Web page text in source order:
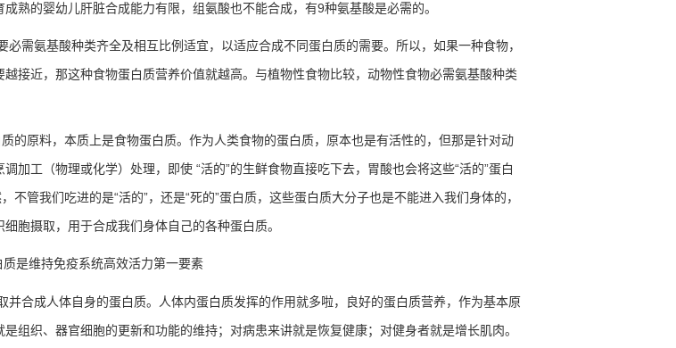
熟的婴幼儿肝脏合成能力有限，组氨酸也不能合成，有9种氨基酸是必需的。
需氨基酸种类齐全及相互比例适宜，以适应合成不同蛋白质的需要。所以，如果一种食物，
接近，那这种食物蛋白质营养价值就越高。与植物性食物比较，动物性食物必需氨基酸种类
的原料，本质上是食物蛋白质。作为人类食物的蛋白质，原本也是有活性的，但那是针对动
加工（物理或化学）处理，即使 “活的”的生鲜食物直接吃下去，胃酸也会将这些“活的”蛋白
不管我们吃进的是“活的”，还是“死的”蛋白质，这些蛋白质大分子也是不能进入我们身体的，
胞摄取，用于合成我们身体自己的各种蛋白质。
质是维持免疫系统高效活力第一要素
合成人体自身的蛋白质。人体内蛋白质发挥的作用就多啦，良好的蛋白质营养，作为基本原
组织、器官细胞的更新和功能的维持；对病患来讲就是恢复健康；对健身者就是增长肌肉。